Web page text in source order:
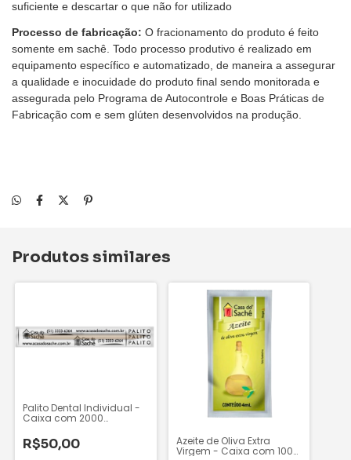
suficiente e descartar o que não for utilizado
Processo de fabricação: O fracionamento do produto é feito
somente em sachê. Todo processo produtivo é realizado em
equipamento específico e automatizado, de maneira a assegurar
a qualidade e inocuidade do produto final sendo monitorada e
assegurada pelo Programa de Autocontrole e Boas Práticas de
Fabricação com e sem glúten desenvolvidos na produção.
Produtos similares
Palito Dental Individual -
Caixa com 2000
R$50,00 Azeite de Oliva Extra
Virgem - Caixa com 100